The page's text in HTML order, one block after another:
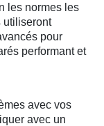
les normes les
utiliseront
pour
performant et
avec vos
avec un